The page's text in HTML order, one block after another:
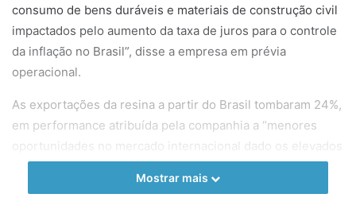
consumo de bens duráveis e materiais de construção civil
impactados pelo aumento da taxa de juros para o controle
da inflação no Brasil”, disse a empresa em prévia
operacional.
As exportações da resina a partir do Brasil tombaram 24%,
em performance atribuída pela companhia a “menores
oportunidades no mercado internacional dado os elevados
níveis de estoques na cadeia de transformação global”.
As vendas no mercado brasileiro do segmento “principais
Mostrar mais